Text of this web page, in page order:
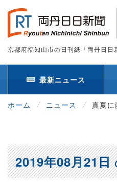
京都府福知山市の日刊紙「両丹日日
最新ニュース
ホーム ニュース 真夏
2019年08月21日